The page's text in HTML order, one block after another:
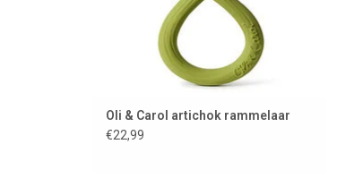
Oli & Carol artichok rammelaar
€22,99